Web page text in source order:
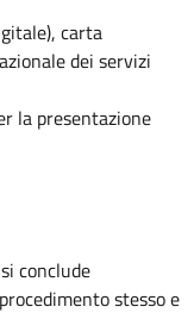
carta
dei servizi
la presentazione
conclude
stesso e